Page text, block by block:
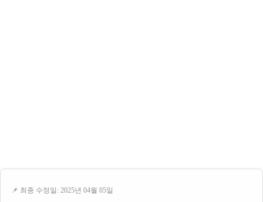
📌 최종 수정일: 2025년 04월 05일